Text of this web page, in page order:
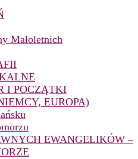
Małoletnich
I POCZĄTKI
EUROPA)
EWANGELIKÓW –